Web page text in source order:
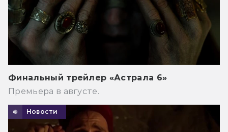
Финальный трейлер «Астрала 6»
Премьера в августе.
Новости